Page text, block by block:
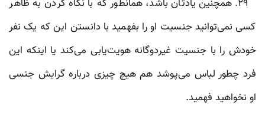
۲۹. همچنین یادتان باشد، همانطور که با نگاه کردن به ظاهر
کسی نمی‌توانید جنسیت او را بفهمید با دانستن این که یک نفر
خودش را با جنسیت غیردوگانه هویت‌یابی می‌کند یا اینکه این
فرد چطور لباس می‌پوشد هم هیچ چیزی درباره‌ گرایش جنسی
او نخواهید فهمید.